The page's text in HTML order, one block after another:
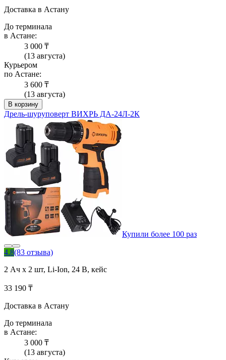
Доставка в Астану
До терминала
в Астане:
3 000 ₸
(13 августа)
Курьером
по Астане:
3 600 ₸
(13 августа)
В корзину
Дрель-шуруповерт ВИХРЬ ДА-24Л-2К
Купили более 100 раз
4.8(83 отзыва)
2 Ач x 2 шт, Li-Ion, 24 В, кейс
33 190 ₸
Доставка в Астану
До терминала
в Астане:
3 000 ₸
(13 августа)